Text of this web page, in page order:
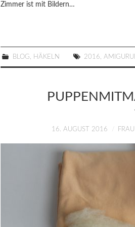
Zimmer ist mit Bildern…
BLOG HÄKELN 2016 ,
16. AUGUST 2016